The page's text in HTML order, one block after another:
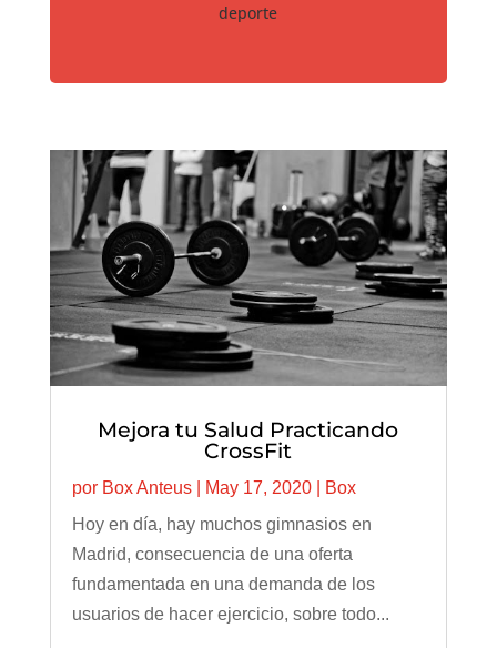
deporte
Mejora tu Salud Practicando
CrossFit
por Box Anteus| May 17, 2020|
Box
Hoy en día, hay muchos gimnasios en
Madrid, consecuencia de una oferta
fundamentada en una demanda de los
usuarios de hacer ejercicio, sobre todo...